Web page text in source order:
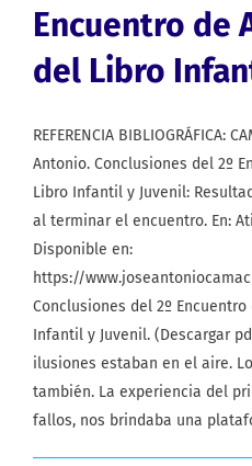
Encuentro de
del Libro
REFERENCIA BIBLIOGRÁFICA:
Antonio. Conclusiones del 2º
Libro Infantil y Juvenil:
al terminar el encuentro. En:
Disponible en:
https://
Conclusiones del 2º
Infantil y Juvenil. (Descargar
ilusiones estaban en el aire.
también. La experiencia del
fallos, nos brindaba una